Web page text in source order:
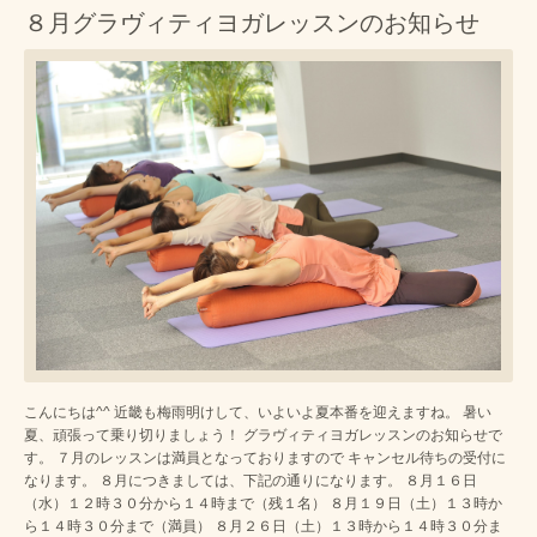
８月グラヴィティヨガレッスンのお知らせ
こんにちは^^ 近畿も梅雨明けして、いよいよ夏本番を迎えますね。 暑い
夏、頑張って乗り切りましょう！ グラヴィティヨガレッスンのお知らせで
す。 ７月のレッスンは満員となっておりますので キャンセル待ちの受付に
なります。 ８月につきましては、下記の通りになります。 ８月１６日
（水）１２時３０分から１４時まで（残１名） ８月１９日（土）１３時か
ら１４時３０分まで（満員） ８月２６日（土）１３時から１４時３０分ま